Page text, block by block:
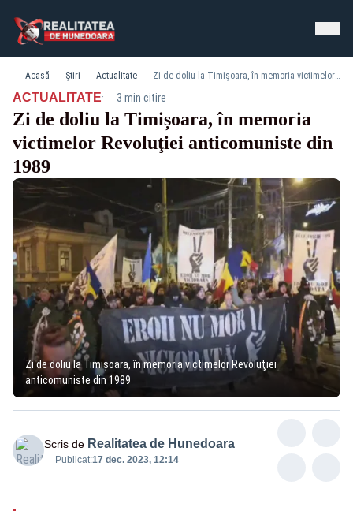
Acasă Știri Actualitate Zi de doliu la Timișoara, în memoria victimelor Revoluţiei anticomuniste din 1989
ACTUALITATE· 3 min citire
Zi de doliu la Timișoara, în memoria
victimelor Revoluţiei anticomuniste din
1989
Zi de doliu la Timișoara, în memoria victimelor Revoluţiei
anticomuniste din 1989
Scris de Realitatea de Hunedoara
Publicat:17 dec. 2023, 12:14